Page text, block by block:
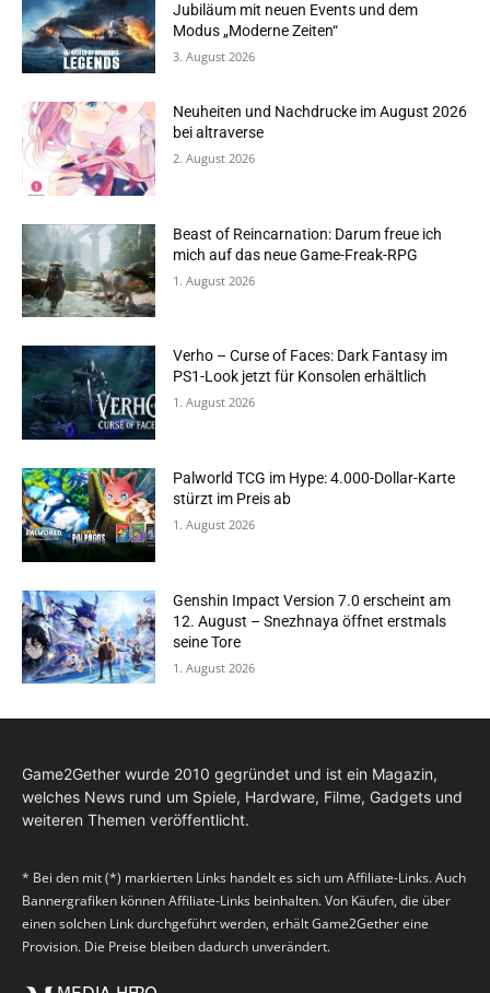
Jubiläum mit neuen Events und dem
Modus „Moderne Zeiten“
3. August 2026
Neuheiten und Nachdrucke im August 2026
bei altraverse
2. August 2026
Beast of Reincarnation: Darum freue ich
mich auf das neue Game-Freak-RPG
1. August 2026
Verho – Curse of Faces: Dark Fantasy im
PS1-Look jetzt für Konsolen erhältlich
1. August 2026
Palworld TCG im Hype: 4.000-Dollar-Karte
stürzt im Preis ab
1. August 2026
Genshin Impact Version 7.0 erscheint am
12. August – Snezhnaya öffnet erstmals
seine Tore
1. August 2026
Game2Gether wurde 2010 gegründet und ist ein Magazin,
welches News rund um Spiele, Hardware, Filme, Gadgets und
weiteren Themen veröffentlicht.
* Bei den mit (*) markierten Links handelt es sich um Affiliate-Links. Auch
Bannergrafiken können Affiliate-Links beinhalten. Von Käufen, die über
einen solchen Link durchgeführt werden, erhält Game2Gether eine
Provision. Die Preise bleiben dadurch unverändert.